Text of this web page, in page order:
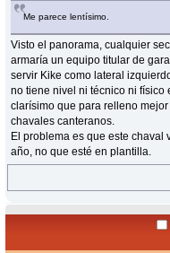
Me parece lentísimo.
Visto el panorama, cualquier
armaría un equipo titular de
servir Kike como lateral
no tiene nivel ni técnico ni
clarísimo que para relleno
chavales canteranos.
El problema es que este chaval
año, no que esté en plantilla.